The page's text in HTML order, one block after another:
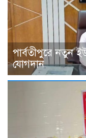
পার্বতীপুরে
যোগদান